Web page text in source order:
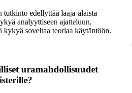
tutkinto edellyttää laaja-alaista
analyyttiseen ajatteluun,
kykyä soveltaa teoriaa käytäntöön.
uramahdollisuudet